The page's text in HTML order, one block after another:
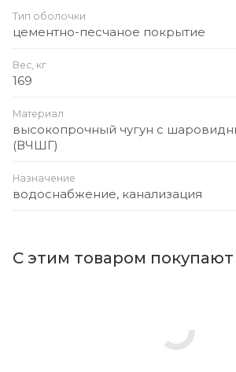
Тип оболочки
цементно-песчаное покрытие
Вес, кг
169
Материал
высокопрочный чугун с
(ВЧШГ)
Назначение
водоснабжение, канализация
С этим товаром покупают